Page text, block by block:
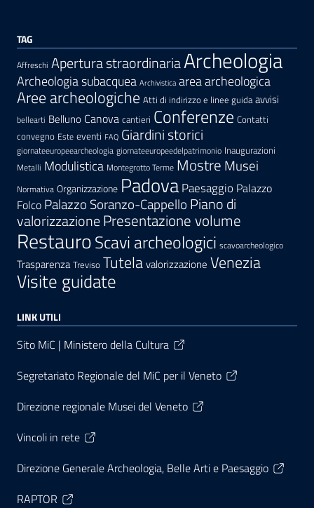
TAG
Affreschi Apertura straordinariaArcheologia
Archeologia subacquea Archivistica area archeologica
Aree archeologiche Atti di indirizzo e linee guida avvisi
bellearti Belluno Canova cantieri Conferenze Contatti
convegno Este eventi FAQ Giardini storici
giornateeuropeearcheologia giornateeuropeedelpatrimonio Inaugurazioni
Metalli Modulistica Montegrotto Terme Mostre Musei
Normativa Organizzazione PadovaPaesaggio Palazzo
Folco Palazzo Soranzo-Cappello Piano di
valorizzazionePresentazione volume
RestauroScavi archeologici scavoarcheologico
Trasparenza Treviso Tutelavalorizzazione Venezia
Visite guidate
LINK UTILI
Sito MiC | Ministero della Cultura
Segretariato Regionale del MiC per il Veneto
Direzione regionale Musei del Veneto
Vincoli in rete
Direzione Generale Archeologia, Belle Arti e Paesaggio
RAPTOR